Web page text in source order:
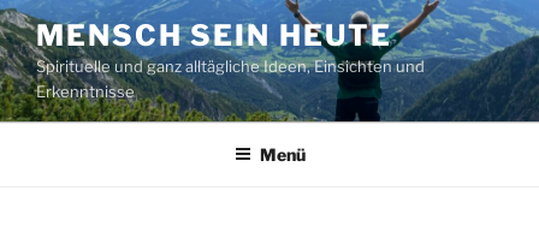
Zum
Inhalt
springen
MENSCH SEIN HEUTE
Spirituelle und ganz alltägliche Ideen, Einsichten und
Erkenntnisse
Menü